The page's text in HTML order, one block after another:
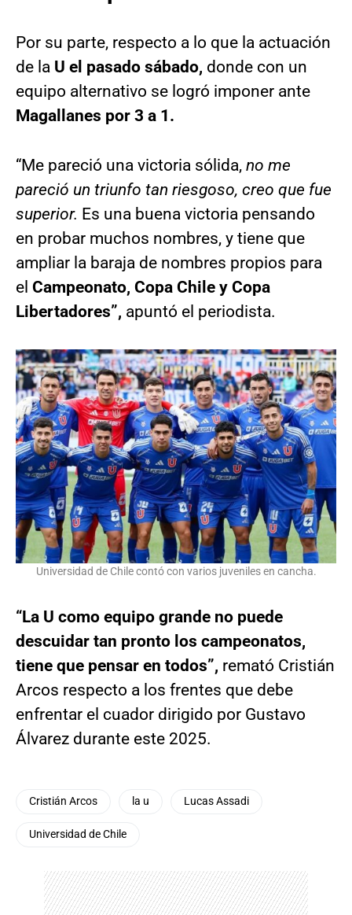
Por su parte, respecto a lo que la actuación
de la U el pasado sábado, donde con un
equipo alternativo se logró imponer ante
Magallanes por 3 a 1.
“Me pareció una victoria sólida, no me
pareció un triunfo tan riesgoso, creo que fue
superior. Es una buena victoria pensando
en probar muchos nombres, y tiene que
ampliar la baraja de nombres propios para
el Campeonato, Copa Chile y Copa
Libertadores”, apuntó el periodista.
Universidad de Chile contó con varios juveniles en cancha.
“La U como equipo grande no puede
descuidar tan pronto los campeonatos,
tiene que pensar en todos”, remató Cristián
Arcos respecto a los frentes que debe
enfrentar el cuador dirigido por Gustavo
Álvarez durante este 2025.
Cristián Arcos la u Lucas Assadi
Universidad de Chile